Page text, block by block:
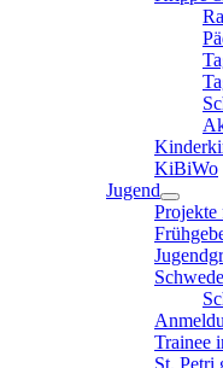
KiBiWo
Jugend
Projekte
Trainee